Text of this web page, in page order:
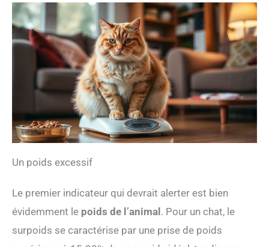
Un poids excessif
Le premier indicateur qui devrait alerter est bien
évidemment le poids de l’animal. Pour un chat, le
surpoids se caractérise par une prise de poids